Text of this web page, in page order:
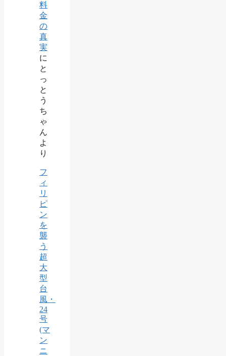
料
金
の
真
実
に
と
っ
と
う
ち
ゃ
ん
よ
り
フ
ィ
リ
ピ
ン
を
襲
う
超
大
型
台
風・
24
号
(マ
ン
ニ